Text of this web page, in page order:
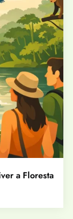
a Floresta